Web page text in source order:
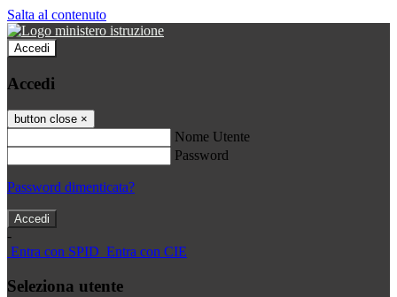
Salta al contenuto
Accedi
Accedi
button close ×
Nome Utente
Password
Password dimenticata?
-
Entra con SPID Entra con CIE
Seleziona utente